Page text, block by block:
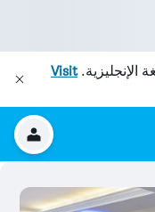
الإنجليزية.Visit